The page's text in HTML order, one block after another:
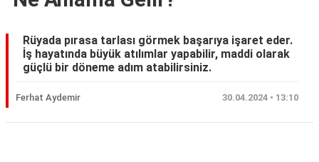
Beyaz
Deniz
Rüyada pırasa tarlası görmek başarıya işaret eder.
İş hayatında büyük atılımlar yapabilir, maddi olarak
güçlü bir döneme adım atabilirsiniz.
Ferhat Aydemir 30.04.2024 • 13:10